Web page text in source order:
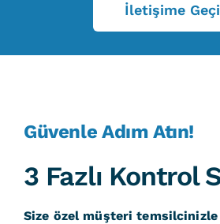
İletişime
Güvenle Adım Atın!
3 Fazlı Kontrol
Size özel müşteri temsilcinizle